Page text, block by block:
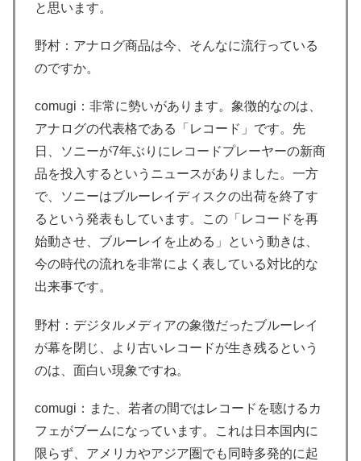
と思います。
野村：アナログ商品は今、そんなに流行っている
のですか。
comugi：非常に勢いがあります。象徴的なのは、
アナログの代表格である「レコード」です。先
日、ソニーが7年ぶりにレコードプレーヤーの新商
品を投入するというニュースがありました。一方
で、ソニーはブルーレイディスクの出荷を終了す
るという発表もしています。この「レコードを再
始動させ、ブルーレイを止める」という動きは、
今の時代の流れを非常によく表している対比的な
出来事です。
野村：デジタルメディアの象徴だったブルーレイ
が幕を閉じ、より古いレコードが生き残るという
のは、面白い現象ですね。
comugi：また、若者の間ではレコードを聴けるカ
フェがブームになっています。これは日本国内に
限らず、アメリカやアジア圏でも同時多発的に起